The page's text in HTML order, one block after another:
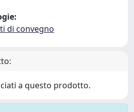
di convegno
a questo prodotto.